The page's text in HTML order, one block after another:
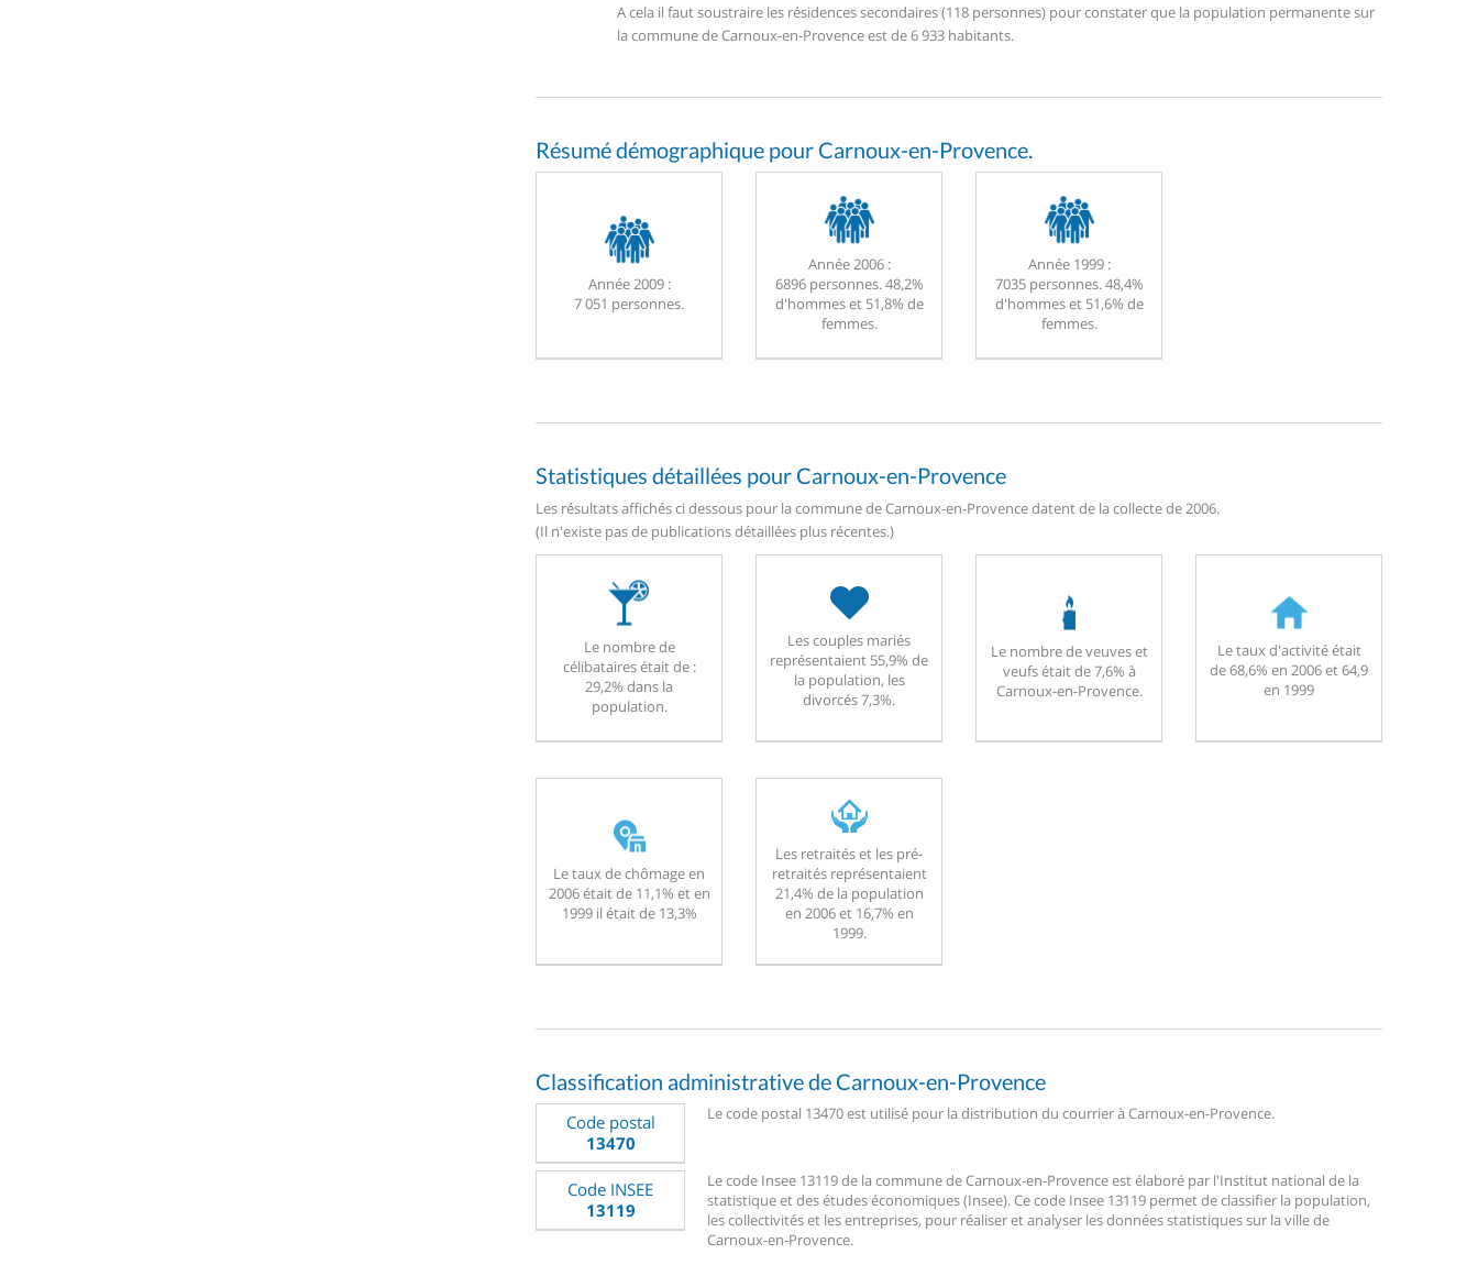
A cela il faut soustraire les résidences secondaires (118 personnes) pour constater que la population permanente sur
la commune de Carnoux-en-Provence est de 6 933 habitants.
Résumé démographique pour Carnoux-en-Provence.
Année 2009 :
7 051 personnes.
Année 2006 :
6896 personnes. 48,2%
d'hommes et 51,8% de
femmes.
Année 1999 :
7035 personnes. 48,4%
d'hommes et 51,6% de
femmes.
Statistiques détaillées pour Carnoux-en-Provence
Les résultats affichés ci dessous pour la commune de Carnoux-en-Provence datent de la collecte de 2006.
(Il n'existe pas de publications détaillées plus récentes.)
Le nombre de
célibataires était de :
29,2% dans la
population.
Les couples mariés
représentaient 55,9% de
la population, les
divorcés 7,3%.
Le nombre de veuves et
veufs était de 7,6% à
Carnoux-en-Provence.
Le taux d'activité était
de 68,6% en 2006 et 64,9
en 1999
Le taux de chômage en
2006 était de 11,1% et en
1999 il était de 13,3%
Les retraités et les pré-
retraités représentaient
21,4% de la population
en 2006 et 16,7% en
1999.
Classification administrative de Carnoux-en-Provence
Code postal
13470
Le code postal 13470 est utilisé pour la distribution du courrier à Carnoux-en-Provence.
Code INSEE
13119
Le code Insee 13119 de la commune de Carnoux-en-Provence est élaboré par l'Institut national de la
statistique et des études économiques (Insee). Ce code Insee 13119 permet de classifier la population,
les collectivités et les entreprises, pour réaliser et analyser les données statistiques sur la ville de
Carnoux-en-Provence.